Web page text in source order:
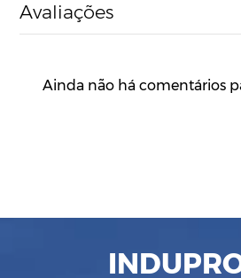
Avaliações
Ainda não há comentários